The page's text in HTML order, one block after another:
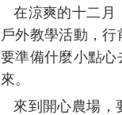
在涼爽的十二月
戶外教學活動，
要準備什麼小點
來。
來到開心農場，